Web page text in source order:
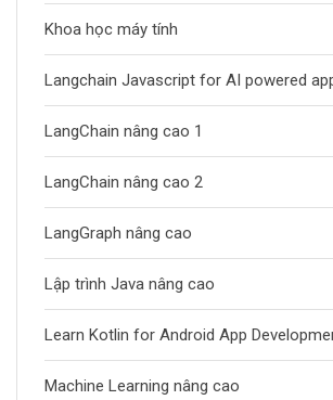
Khoa học máy tính
Langchain Javascript for AI powered
LangChain nâng cao 1
LangChain nâng cao 2
LangGraph nâng cao
Lập trình Java nâng cao
Learn Kotlin for Android App
Machine Learning nâng cao